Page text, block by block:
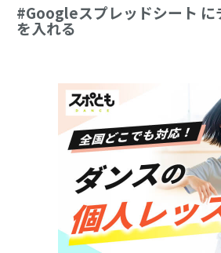
#Googleスプレッドシート に
を入れる